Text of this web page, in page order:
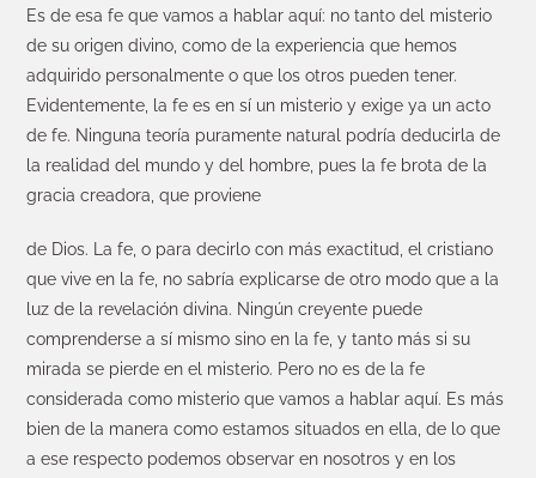
Es de esa fe que vamos a hablar aquí: no tanto del misterio
de su origen divino, como de la experiencia que hemos
adquirido personalmente o que los otros pueden tener.
Evidentemente, la fe es en sí un misterio y exige ya un acto
de fe. Ninguna teoría puramente natural podría deducirla de
la realidad del mundo y del hombre, pues la fe brota de la
gracia creadora, que proviene
de Dios. La fe, o para decirlo con más exactitud, el cristiano
que vive en la fe, no sabría explicarse de otro modo que a la
luz de la revelación divina. Ningún creyente puede
comprenderse a sí mismo sino en la fe, y tanto más si su
mirada se pierde en el misterio. Pero no es de la fe
considerada como misterio que vamos a hablar aquí. Es más
bien de la manera como estamos situados en ella, de lo que
a ese respecto podemos observar en nosotros y en los